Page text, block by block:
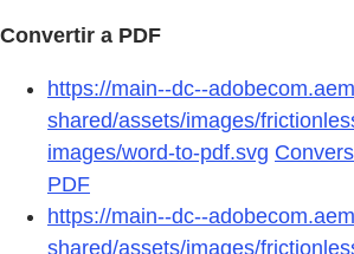
Convertir a PDF
https://main--dc--
shared/assets/images/
images/word-to-pdf.svg
PDF
https://main--dc--
shared/assets/images/